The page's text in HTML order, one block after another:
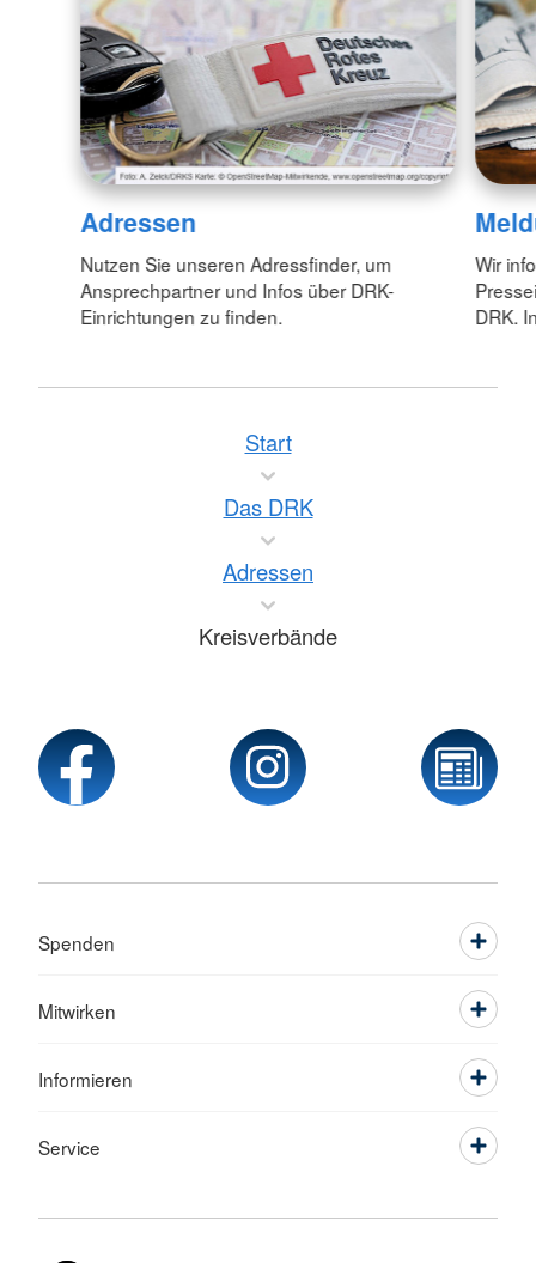
Adressen
Nutzen Sie unseren Adressfinder, um
Ansprechpartner und Infos über DRK-
Einrichtungen zu finden.
Wir
DRK.
Start
Das DRK
Adressen
Kreisverbände
Spenden
Mitwirken
Informieren
Service